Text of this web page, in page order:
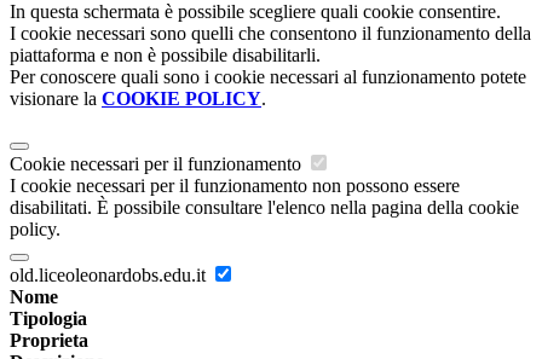
In questa schermata è possibile scegliere quali cookie consentire.
I cookie necessari sono quelli che consentono il funzionamento della
piattaforma e non è possibile disabilitarli.
Per conoscere quali sono i cookie necessari al funzionamento potete
visionare la COOKIE POLICY.
Cookie necessari per il funzionamento
I cookie necessari per il funzionamento non possono essere
disabilitati. È possibile consultare l'elenco nella pagina della cookie
policy.
old.liceoleonardobs.edu.it
Nome
Tipologia
Proprieta